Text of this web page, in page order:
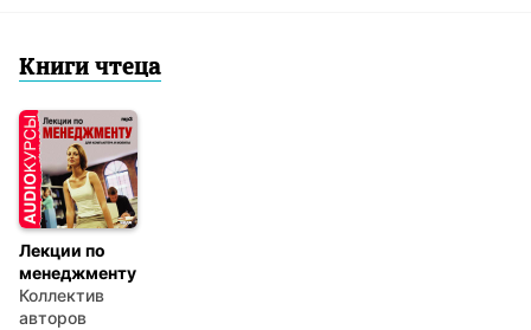
Книги чтеца
Лекции по
менеджменту
Коллектив
авторов